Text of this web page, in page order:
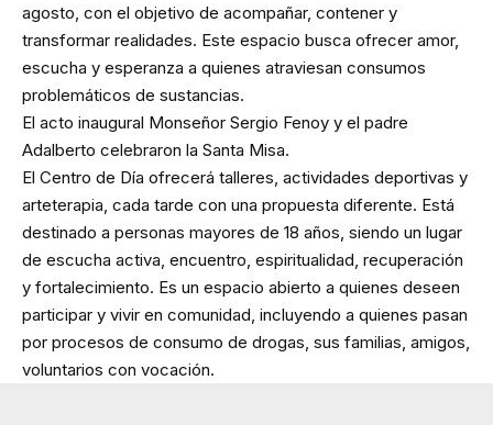
agosto, con el objetivo de acompañar, contener y
transformar realidades. Este espacio busca ofrecer amor,
escucha y esperanza a quienes atraviesan consumos
problemáticos de sustancias.
El acto inaugural Monseñor Sergio Fenoy y el padre
Adalberto celebraron la Santa Misa.
El Centro de Día ofrecerá talleres, actividades deportivas y
arteterapia, cada tarde con una propuesta diferente. Está
destinado a personas mayores de 18 años, siendo un lugar
de escucha activa, encuentro, espiritualidad, recuperación
y fortalecimiento. Es un espacio abierto a quienes deseen
participar y vivir en comunidad, incluyendo a quienes pasan
por procesos de consumo de drogas, sus familias, amigos,
voluntarios con vocación.